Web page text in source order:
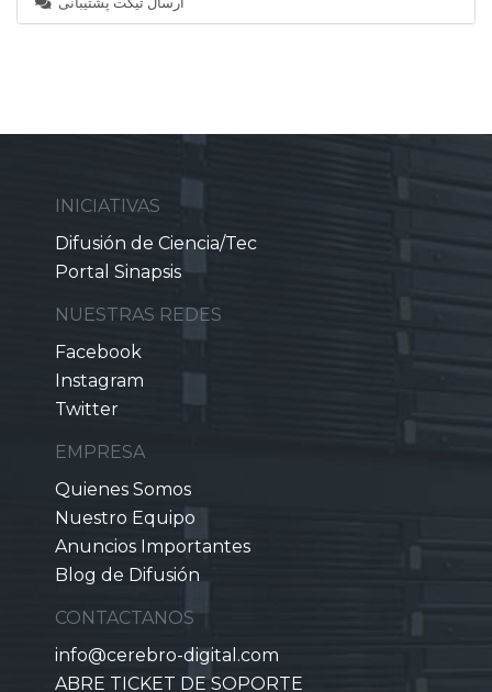
INICIATIVAS
Difusión de Ciencia/Tec
Portal Sinapsis
NUESTRAS REDES
Facebook
Instagram
Twitter
EMPRESA
Quienes Somos
Nuestro Equipo
Anuncios Importantes
Blog de Difusión
CONTACTANOS
info@cerebro-digital.com
ABRE TICKET DE SOPORTE